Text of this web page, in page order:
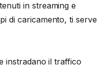
in streaming e
di caricamento, ti serve
instradano il traffico